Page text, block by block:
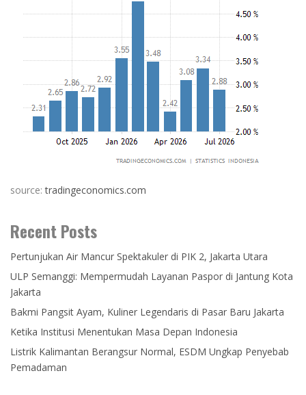
source:tradingeconomics.com
Recent Posts
Pertunjukan Air Mancur Spektakuler di PIK 2, Jakarta Utara
ULP Semanggi: Mempermudah Layanan Paspor di Jantung Kota
Jakarta
Bakmi Pangsit Ayam, Kuliner Legendaris di Pasar Baru Jakarta
Ketika Institusi Menentukan Masa Depan Indonesia
Listrik Kalimantan Berangsur Normal, ESDM Ungkap Penyebab
Pemadaman